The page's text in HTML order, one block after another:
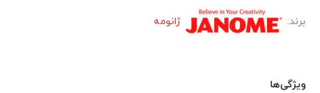
برند: ژانومه
ویژگی‌ها